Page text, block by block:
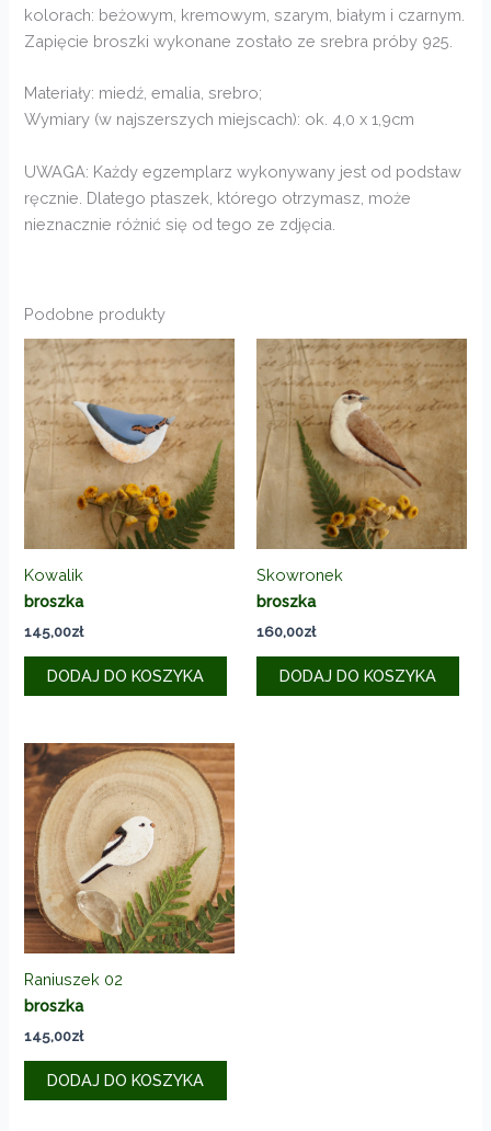
kolorach: beżowym, kremowym, szarym, białym i czarnym.
Zapięcie broszki wykonane zostało ze srebra próby 925.
Materiały: miedź, emalia, srebro;
Wymiary (w najszerszych miejscach): ok. 4,0 x 1,9cm
UWAGA: Każdy egzemplarz wykonywany jest od podstaw
ręcznie. Dlatego ptaszek, którego otrzymasz, może
nieznacznie różnić się od tego ze zdjęcia.
Podobne produkty
Kowalik
broszka
145,00zł
DODAJ DO KOSZYKA
Skowronek
broszka
160,00zł
DODAJ DO KOSZYKA
Raniuszek 02
broszka
145,00zł
DODAJ DO KOSZYKA